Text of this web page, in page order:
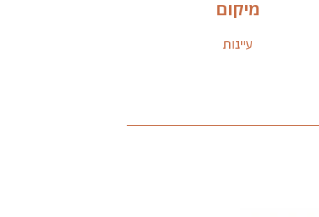
מיקום
עיינות